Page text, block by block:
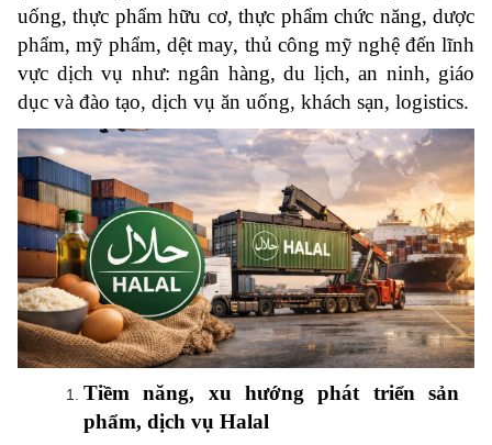
uống, thực phẩm hữu cơ, thực phẩm chức năng, dược
phẩm, mỹ phẩm, dệt may, thủ công mỹ nghệ đến lĩnh
vực dịch vụ như: ngân hàng, du lịch, an ninh, giáo
dục và đào tạo, dịch vụ ăn uống, khách sạn, logistics.
Tiềm năng, xu hướng phát triển sản
phẩm, dịch vụ Halal